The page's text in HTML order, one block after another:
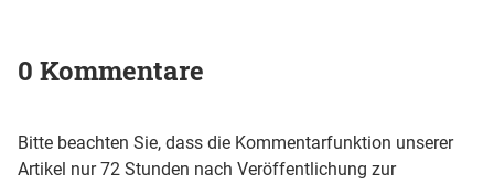
0 Kommentare
Bitte beachten Sie, dass die Kommentarfunktion unserer
Artikel nur 72 Stunden nach Veröffentlichung zur